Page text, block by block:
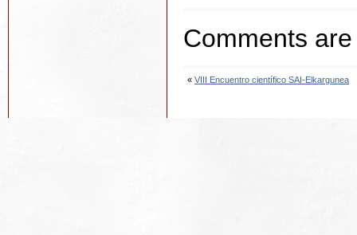
Comments
« VIII Encuentro científico SAI-Elkargunea